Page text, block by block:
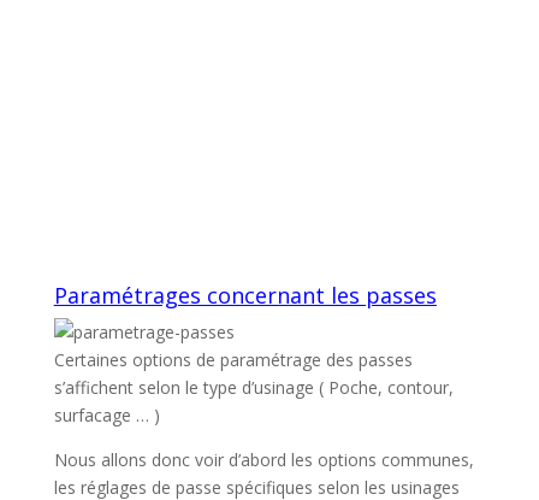
Paramétrages concernant les passes
Certaines options de paramétrage des passes
s’affichent selon le type d’usinage ( Poche, contour,
surfacage … )
Nous allons donc voir d’abord les options communes,
les réglages de passe spécifiques selon les usinages